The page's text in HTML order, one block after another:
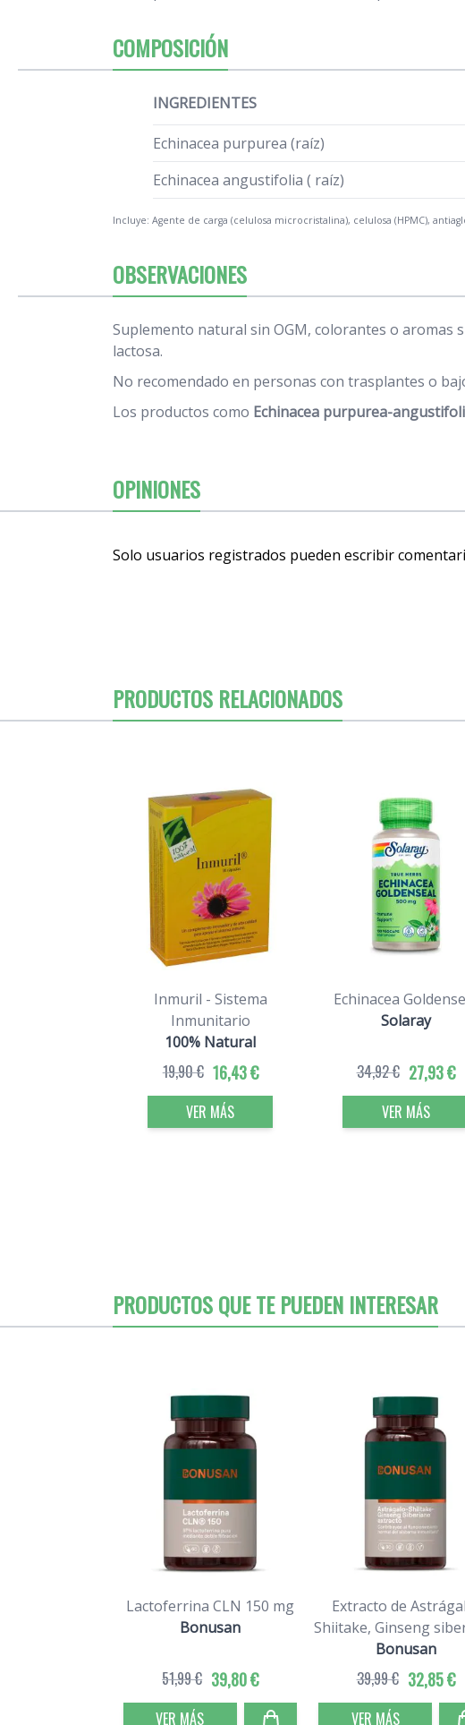
COMPOSICIÓN
INGREDIENTES
Echinacea purpurea (raíz)
Echinacea angustifolia ( raíz)
Incluye: Agente de carga (celulosa microcristalina), celulosa (HPMC),
OBSERVACIONES
Suplemento natural sin OGM, colorantes o aromas
lactosa.
No recomendado en personas con trasplantes o
Los productos como Echinacea purpurea-
OPINIONES
Solo usuarios registrados pueden escribir
PRODUCTOS RELACIONADOS
Inmuril - Sistema
Inmunitario
100% Natural
16,43 €
19,90 €
VER MÁS
Echinacea
Solaray
27,93 €
34,92 €
VER MÁS
PRODUCTOS QUE TE PUEDEN INTERESAR
Lactoferrina CLN 150 mg
Bonusan
39,80 €
51,99 €
VER MÁS
Extracto de
Shiitake, Ginseng
Bonusan
32,85 €
39,99 €
VER MÁS